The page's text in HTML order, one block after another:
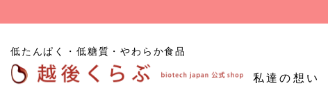
低たんぱく・低糖質・やわらか食品
私達の想い